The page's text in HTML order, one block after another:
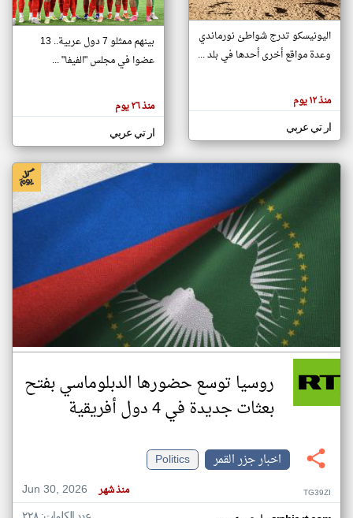
تغيير الدولة
اخبار جزر القمر على مدار الساعة
أهم اخبار جزر القمر العاجلة والمباشرة
هنا عن
وجهة
كاتبيها.
اليونيسكو تدرج شواطئ نورماندي
وعدة مواقع أخرى أحدها في بلد ...
منذ ١٢ يوم
ار تي عربي
بينهم ممثلو 7 دول عربية.. 13
عضوا في مجلس "الفيفا" ...
منذ ٢٦ يوم
ار تي عربي
روسيا توسع حضورها الدبلوماسي بفتح
بعثات جديدة في 4 دول أفريقية
اخبار جزر القمر
Politics
Jun 30, 2026
منذ شهر TG39ZI
klyoum.com